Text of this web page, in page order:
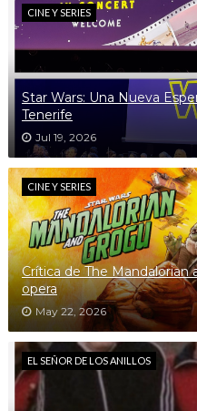
CINE Y SERIES
Star Wars: Una Nueva
Tenerife
Jul 19, 2026
CINE Y SERIES
Crítica de The Mandalorian
opera
May 22, 2026
EL SEÑOR DE LOS ANILLOS